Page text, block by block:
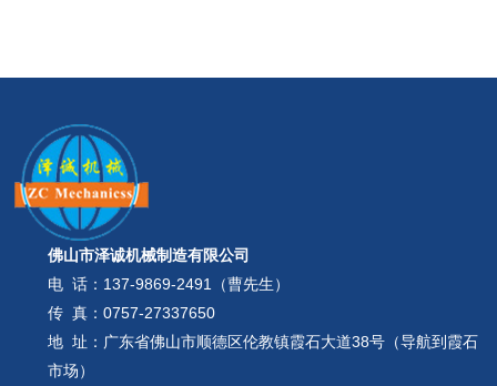
佛山市泽诚机械制造有限公司
电 话： 137-9869-2491（曹先生）
传 真：0757-27337650
地 址：广东省佛山市顺德区伦教镇霞石大道38号（导航到霞石
市场）